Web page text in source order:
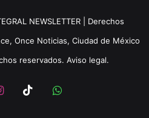
NEWSLETTER | Derechos
Once Noticias, Ciudad de México
reservados. Aviso legal.
Instagram
TikTokWhatsApp